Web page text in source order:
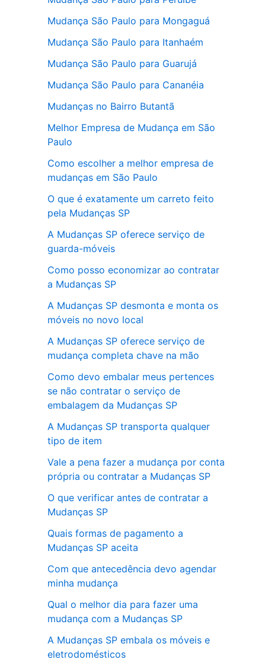
Mudança São Paulo para Mongaguá
Mudança São Paulo para Itanhaém
Mudança São Paulo para Guarujá
Mudança São Paulo para Cananéia
Mudanças no Bairro Butantã
Melhor Empresa de Mudança em São
Paulo
Como escolher a melhor empresa de
mudanças em São Paulo
O que é exatamente um carreto feito
pela Mudanças SP
A Mudanças SP oferece serviço de
guarda-móveis
Como posso economizar ao contratar
a Mudanças SP
A Mudanças SP desmonta e monta os
móveis no novo local
A Mudanças SP oferece serviço de
mudança completa chave na mão
Como devo embalar meus pertences
se não contratar o serviço de
embalagem da Mudanças SP
A Mudanças SP transporta qualquer
tipo de item
Vale a pena fazer a mudança por conta
própria ou contratar a Mudanças SP
O que verificar antes de contratar a
Mudanças SP
Quais formas de pagamento a
Mudanças SP aceita
Com que antecedência devo agendar
minha mudança
Qual o melhor dia para fazer uma
mudança com a Mudanças SP
A Mudanças SP embala os móveis e
eletrodomésticos